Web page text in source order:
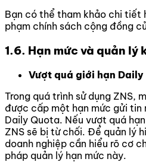
Bạn có thể tham khảo chi tiết
phạm chính sách cộng đồng
1.6. Hạn mức và quản lý
Vượt quá giới hạn Daily
Trong quá trình sử dụng ZNS,
được cấp một hạn mức gửi tin
Daily Quota. Nếu vượt quá
ZNS sẽ bị từ chối. Để quản lý
doanh nghiệp cần hiểu rõ cơ
pháp quản lý hạn mức này.